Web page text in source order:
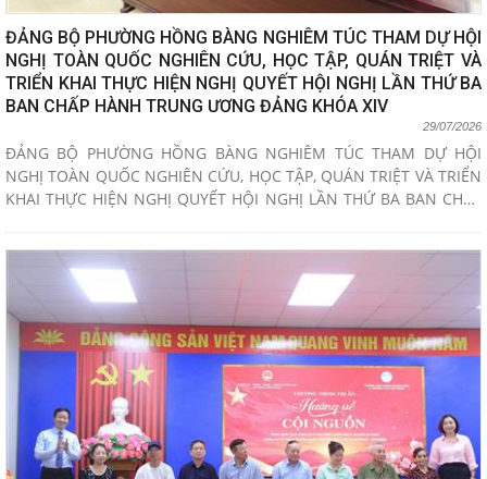
ĐẢNG BỘ PHƯỜNG HỒNG BÀNG NGHIÊM TÚC THAM DỰ HỘI
NGHỊ TOÀN QUỐC NGHIÊN CỨU, HỌC TẬP, QUÁN TRIỆT VÀ
TRIỂN KHAI THỰC HIỆN NGHỊ QUYẾT HỘI NGHỊ LẦN THỨ BA
BAN CHẤP HÀNH TRUNG ƯƠNG ĐẢNG KHÓA XIV
29/07/2026
ĐẢNG BỘ PHƯỜNG HỒNG BÀNG NGHIÊM TÚC THAM DỰ HỘI
NGHỊ TOÀN QUỐC NGHIÊN CỨU, HỌC TẬP, QUÁN TRIỆT VÀ TRIỂN
KHAI THỰC HIỆN NGHỊ QUYẾT HỘI NGHỊ LẦN THỨ BA BAN CHẤP